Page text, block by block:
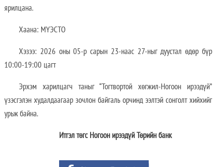
ярилцана.
Хаана: МҮЭСТО
Хэзээ: 2026 оны 05-р сарын 23-наас 27-ныг дуустал өдөр бүр
10:00-19:00 цагт
Эрхэм харилцагч таныг “Тогтвортой хөгжил-Ногоон ирээдүй”
үзэсгэлэн худалдаагаар зочлон байгаль орчинд ээлтэй сонголт хийхийг
урьж байна.
Итгэл төгс Ногоон ирээдүй Төрийн банк